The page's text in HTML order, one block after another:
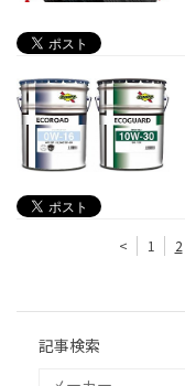
< 1 2
記事検索